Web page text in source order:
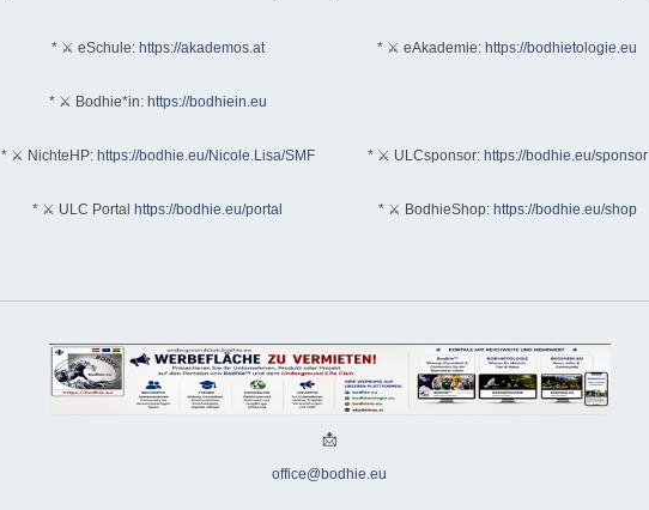
* ⚔ eSchule: https://akademos.at * ⚔ eAkademie: https://bodhietologie.eu
* ⚔ Bodhie*in: https://bodhiein.eu
* ⚔ NichteHP: https://bodhie.eu/Nicole.Lisa/SMF * ⚔ ULCsponsor: https://bodhie.eu/sponsor
* ⚔ ULC Portal https://bodhie.eu/portal * ⚔ BodhieShop: https://bodhie.eu/shop
📩
office@bodhie.eu